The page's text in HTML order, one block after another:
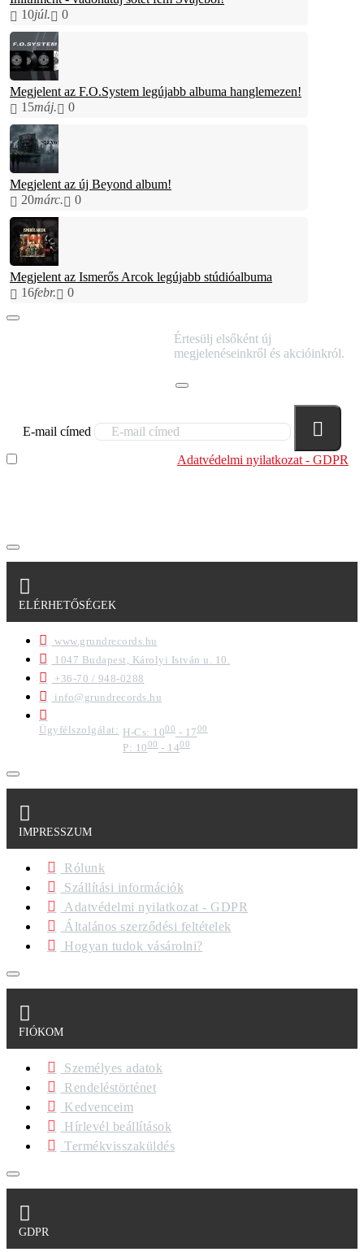
10júl. 0
Megjelent az F.O.System legújabb albuma hanglemezen!
15máj. 0
Megjelent az új Beyond album!
20márc. 0
Megjelent az Ismerős Arcok legújabb stúdióalbuma
16febr. 0
Értesülj elsőként új
megjelenéseinkről és akcióinkról.
E-mail címed
Adatvédelmi nyilatkozat - GDPR
ELÉRHETŐSÉGEK
www.grundrecords.hu
1047 Budapest, Károlyi István u. 10.
+36-70 / 948-0288
info@grundrecords.hu
Ügyfélszolgálat: H-Cs: 1000 - 1700
P: 1000- 1400
IMPRESSZUM
Rólunk
Szállítási információk
Adatvédelmi nyilatkozat - GDPR
Általános szerződési feltételek
Hogyan tudok vásárolni?
FIÓKOM
Személyes adatok
Rendeléstörténet
Kedvenceim
Hírlevél beállítások
Termékvisszaküldés
GDPR